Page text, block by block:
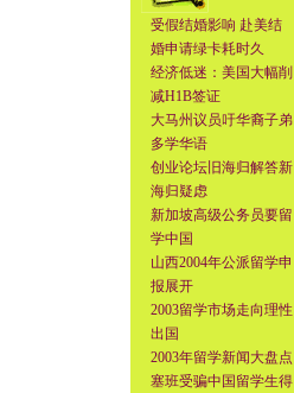
受假结婚影响 赴美结
婚申请绿卡耗时久
经济低迷：美国大幅削
减H1B签证
大马州议员吁华裔子弟
多学华语
创业论坛旧海归解答新
海归疑虑
新加坡高级公务员要留
学中国
山西2004年公派留学申
报展开
2003留学市场走向理性
出国
2003年留学新闻大盘点
塞班受骗中国留学生得